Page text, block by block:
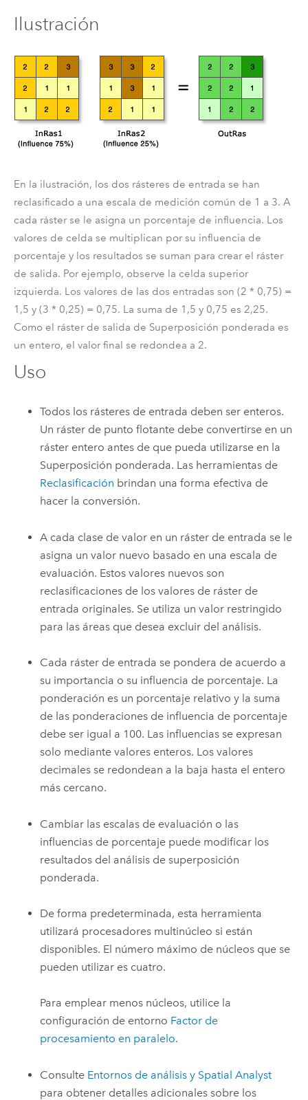
Ilustración
En la ilustración, los dos rásteres de entrada se han
reclasificado a una escala de medición común de 1 a 3. A
cada ráster se le asigna un porcentaje de influencia. Los
valores de celda se multiplican por su influencia de
porcentaje y los resultados se suman para crear el ráster
de salida. Por ejemplo, observe la celda superior
izquierda. Los valores de las dos entradas son (2 * 0,75) =
1,5 y (3 * 0,25) = 0,75. La suma de 1,5 y 0,75 es 2,25.
Como el ráster de salida de Superposición ponderada es
un entero, el valor final se redondea a 2.
Uso
Todos los rásteres de entrada deben ser enteros.
Un ráster de punto flotante debe convertirse en un
ráster entero antes de que pueda utilizarse en la
Superposición ponderada. Las herramientas de
Reclasificación brindan una forma efectiva de
hacer la conversión.
A cada clase de valor en un ráster de entrada se le
asigna un valor nuevo basado en una escala de
evaluación. Estos valores nuevos son
reclasificaciones de los valores de ráster de
entrada originales. Se utiliza un valor restringido
para las áreas que desea excluir del análisis.
Cada ráster de entrada se pondera de acuerdo a
su importancia o su influencia de porcentaje. La
ponderación es un porcentaje relativo y la suma
de las ponderaciones de influencia de porcentaje
debe ser igual a 100. Las influencias se expresan
solo mediante valores enteros. Los valores
decimales se redondean a la baja hasta el entero
más cercano.
Cambiar las escalas de evaluación o las
influencias de porcentaje puede modificar los
resultados del análisis de superposición
ponderada.
De forma predeterminada, esta herramienta
utilizará procesadores multinúcleo si están
disponibles. El número máximo de núcleos que se
pueden utilizar es cuatro.
Para emplear menos núcleos, utilice la
configuración de entorno Factor de
procesamiento en paralelo.
Consulte Entornos de análisis y Spatial Analyst
para obtener detalles adicionales sobre los